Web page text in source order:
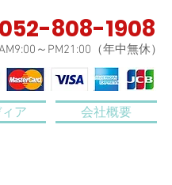
052-808-1908
～PM21:00（年中無休）
ア 会社概要